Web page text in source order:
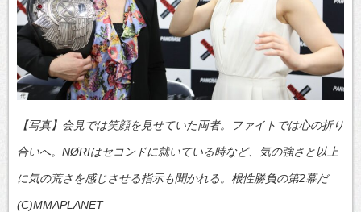
【写真】会見では笑顔を見せていた両者。ファイトでは心の折り
合いへ。NØRIはセコンドに就いている時など、気の強さと以上
に気の荒さを感じさせる指示も聞かれる。根性勝負の第2幕だ
(C)MMAPLANET